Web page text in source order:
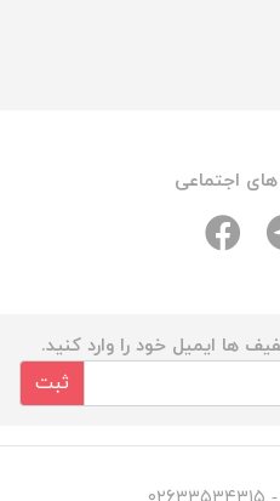
اجتماعی
ها ایمیل خود را وارد کنید.
ثبت